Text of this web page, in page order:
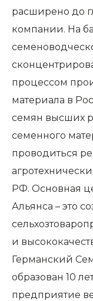
расширено до
компании. На
процессом
материала в
семян высших
семенного
проводиться
РФ. Основная
Альянса – это
и
Германский
образован 10
предприятие